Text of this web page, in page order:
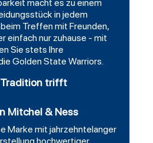
macht es zu einem
in jedem
Treffen mit Freunden,
einfach nur zuhause - mit
Sie stets Ihre
Golden State Warriors.
Tradition trifft
Mitchel & Ness
Marke mit jahrzehntelanger